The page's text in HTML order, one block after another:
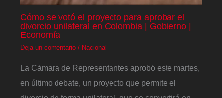
Cómo se votó el proyecto para aprobar el
divorcio unilateral en Colombia | Gobierno |
Economía
Deja un comentario / Nacional
La Cámara de Representantes aprobó este martes,
en último debate, un proyecto que permite el